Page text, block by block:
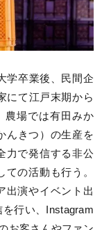
学卒業後、民間企
にて江戸末期から
農場では有田みか
んきつ）の生産を
力で発信する非公
の活動も行う。
出演やイベント出
行い、Instagram